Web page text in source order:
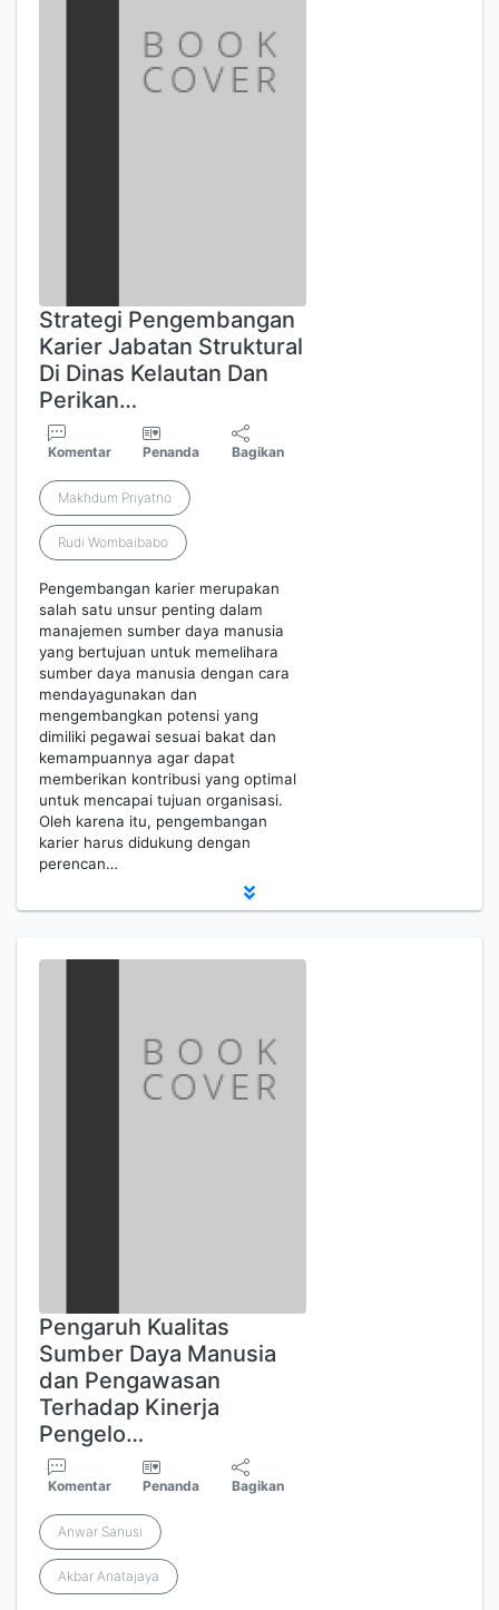
Strategi Pengembangan
Karier Jabatan Struktural
Di Dinas Kelautan Dan
Perikan…
Komentar Penanda Bagikan
Makhdum Priyatno
Rudi Wombaibabo
Pengembangan karier merupakan
salah satu unsur penting dalam
manajemen sumber daya manusia
yang bertujuan untuk memelihara
sumber daya manusia dengan cara
mendayagunakan dan
mengembangkan potensi yang
dimiliki pegawai sesuai bakat dan
kemampuannya agar dapat
memberikan kontribusi yang optimal
untuk mencapai tujuan organisasi.
Oleh karena itu, pengembangan
karier harus didukung dengan
perencan…
Pengaruh Kualitas
Sumber Daya Manusia
dan Pengawasan
Terhadap Kinerja
Pengelo…
Komentar Penanda Bagikan
Anwar Sanusi
Akbar Anatajaya